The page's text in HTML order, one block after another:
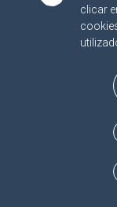
clicar
PROTOCOLO:
CONS.
TC/